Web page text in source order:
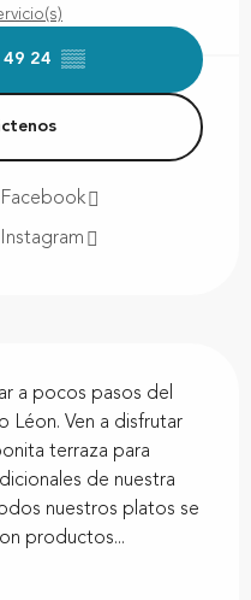
49 24 ▒▒
a pocos pasos del
Léon. Ven a disfrutar
terraza para
de nuestra
nuestros platos se
productos...